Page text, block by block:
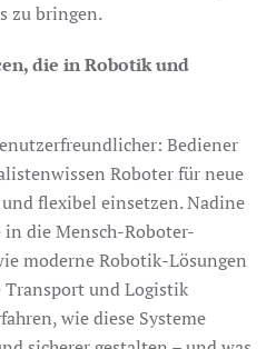
zu bringen.
die in Robotik und
Bediener
Roboter für neue
flexibel einsetzen. Nadine
die Mensch-Roboter-
moderne Robotik-Lösungen
Transport und Logistik
wie diese Systeme